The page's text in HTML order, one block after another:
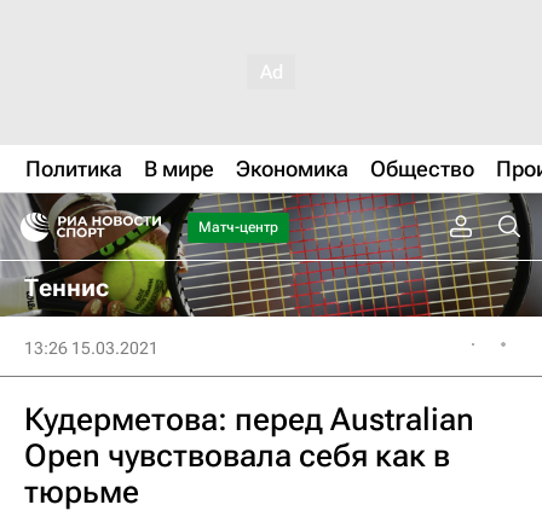
Политика В мире Экономика Общество
Матч-центр
Теннис
13:26 15.03.2021
Кудерметова: перед Australian
Open чувствовала себя как в
тюрьме